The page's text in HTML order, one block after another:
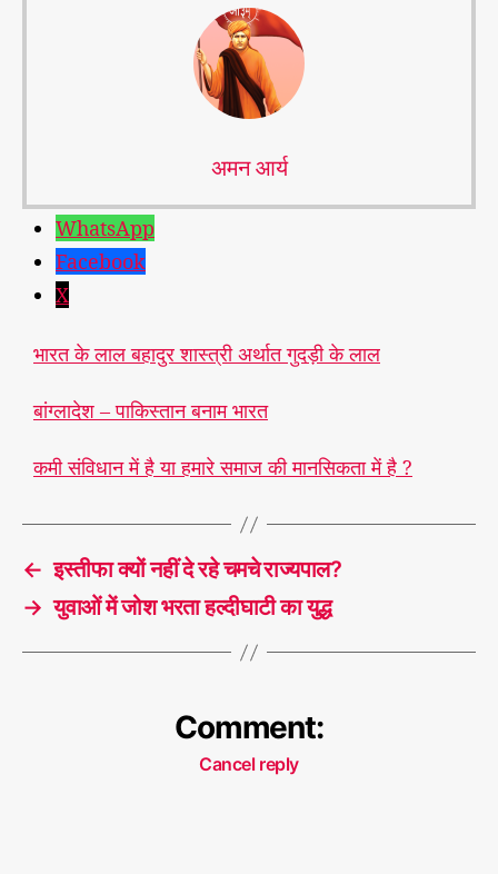
अमन आर्य
WhatsApp
Facebook
X
भारत के लाल बहादुर शास्त्री अर्थात गुदड़ी के लाल
बांग्लादेश – पाकिस्तान बनाम भारत
कमी संविधान में है या हमारे समाज की मानसिकता में है ?
← इस्तीफा क्यों नहीं दे रहे चमचे राज्यपाल?
→ युवाओं में जोश भरता हल्‍दीघाटी का युद्ध
Comment:
Cancel reply